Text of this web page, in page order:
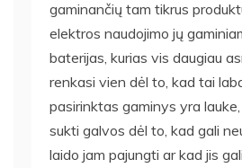
gaminančių tam tikrus
elektros naudojimo jų
baterijas, kurias vis daugiau
renkasi vien dėl to, kad tai
pasirinktas gaminys yra
sukti galvos dėl to, kad gali
laido jam pajungti ar kad jis